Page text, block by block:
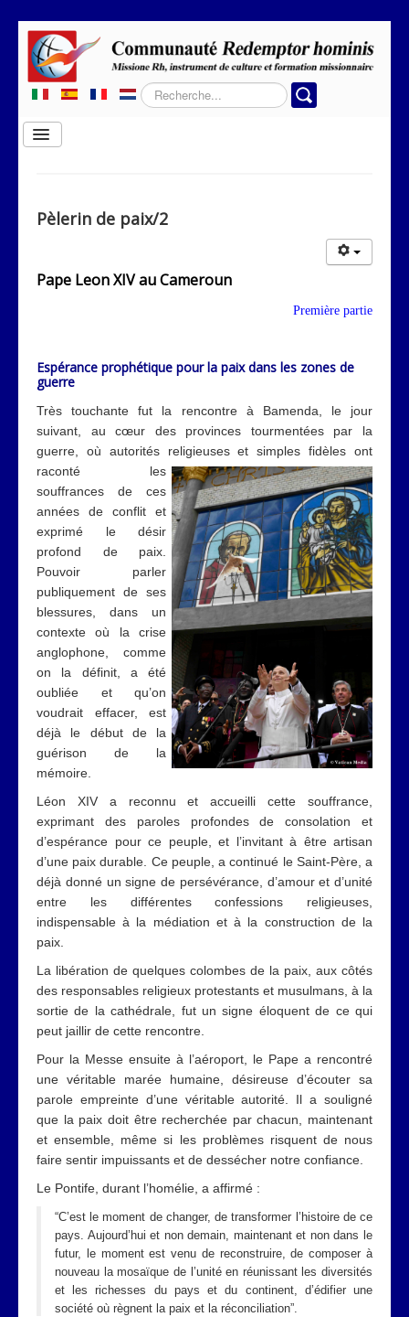
Rechercher
Basculer
Qui sommes-nous
Rubriques
Pèlerin de paix/2
Pape Leon XIV au Cameroun
Première partie
Espérance prophétique pour la paix dans les zones de
guerre
Très touchante fut la rencontre à Bamenda, le jour
suivant, au cœur des provinces tourmentées par la
guerre, où autorités religieuses et simples fidèles ont
raconté les
souffrances de ces
années de conflit et
exprimé le désir
profond de paix.
Pouvoir parler
publiquement de ses
blessures, dans un
contexte où la crise
anglophone, comme
on la définit, a été
oubliée et qu’on
voudrait effacer, est
déjà le début de la
guérison de la
mémoire.
Léon XIV a reconnu et accueilli cette souffrance,
exprimant des paroles profondes de consolation et
d’espérance pour ce peuple, et l’invitant à être artisan
d’une paix durable. Ce peuple, a continué le Saint-Père, a
déjà donné un signe de persévérance, d’amour et d’unité
entre les différentes confessions religieuses,
indispensable à la médiation et à la construction de la
paix.
La libération de quelques colombes de la paix, aux côtés
des responsables religieux protestants et musulmans, à la
sortie de la cathédrale, fut un signe éloquent de ce qui
peut jaillir de cette rencontre.
Pour la Messe ensuite à l’aéroport, le Pape a rencontré
une véritable marée humaine, désireuse d’écouter sa
parole empreinte d’une véritable autorité. Il a souligné
que la paix doit être recherchée par chacun, maintenant
et ensemble, même si les problèmes risquent de nous
faire sentir impuissants et de dessécher notre confiance.
Le Pontife, durant l’homélie, a affirmé :
“C’est le moment de changer, de transformer l’histoire de ce
pays. Aujourd’hui et non demain, maintenant et non dans le
futur, le moment est venu de reconstruire, de composer à
nouveau la mosaïque de l’unité en réunissant les diversités
et les richesses du pays et du continent, d’édifier une
société où règnent la paix et la réconciliation”.